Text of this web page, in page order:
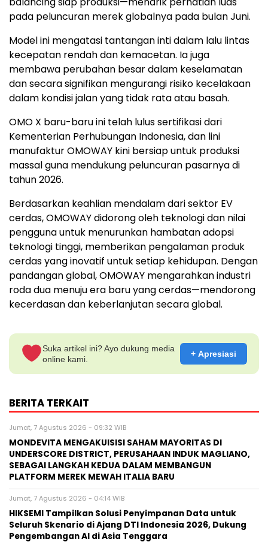
pada peluncuran merek globalnya pada bulan Juni.
Model ini mengatasi tantangan inti dalam lalu lintas
kecepatan rendah dan kemacetan. Ia juga
membawa perubahan besar dalam keselamatan
dan secara signifikan mengurangi risiko kecelakaan
dalam kondisi jalan yang tidak rata atau basah.
OMO X baru-baru ini telah lulus sertifikasi dari
Kementerian Perhubungan Indonesia, dan lini
manufaktur OMOWAY kini bersiap untuk produksi
massal guna mendukung peluncuran pasarnya di
tahun2026.
Berdasarkan keahlian mendalam dari sektor EV
cerdas, OMOWAY didorong oleh teknologi dan nilai
pengguna untuk menurunkan hambatan adopsi
teknologi tinggi, memberikan pengalaman produk
cerdas yang inovatif untuk setiap kehidupan. Dengan
pandangan global, OMOWAY mengarahkan industri
roda dua menuju era baru yang cerdas—mendorong
kecerdasan dan keberlanjutan secara global.
Suka artikel ini? Ayo dukung media
online kami.
+ Apresiasi
BERITA TERKAIT
Jumat, 7 Agustus 2026 - 09:32 WIB
MONDEVITA MENGAKUISISI SAHAM MAYORITAS DI
UNDERSCORE DISTRICT, PERUSAHAAN INDUK MAGLIANO,
SEBAGAI LANGKAH KEDUA DALAM MEMBANGUN
PLATFORM MEREK MEWAH ITALIA BARU
Jumat, 7 Agustus 2026 - 04:14 WIB
HIKSEMI Tampilkan Solusi Penyimpanan Data untuk
Seluruh Skenario di Ajang DTI Indonesia 2026, Dukung
Pengembangan AI di Asia Tenggara